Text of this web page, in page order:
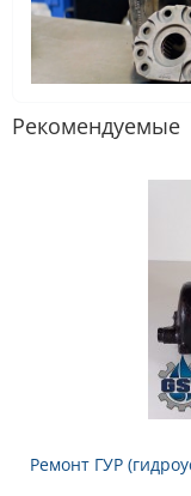
Рекомендуемые
Ремонт ГУР